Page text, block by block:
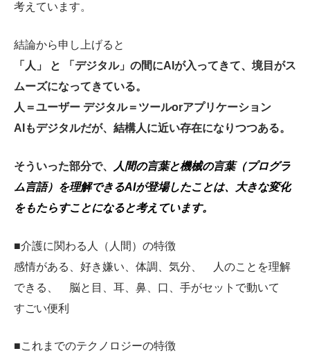
考えています。
結論から申し上げると
「人」 と 「デジタル」の間にAIが入ってきて、境目がス
ムーズになってきている。
人＝ユーザー デジタル＝ツールorアプリケーション
AIもデジタルだが、結構人に近い存在になりつつある。
そういった部分で、
人間の言葉と機械の言葉（プログラ
ム言語）を理解できるAIが登場したことは、大きな変化
をもたらすことになると考えています。
■介護に関わる人（人間）の特徴
感情がある、好き嫌い、体調、気分、 人のことを理解
できる、 脳と目、耳、鼻、口、手がセットで動いて
すごい便利
■これまでのテクノロジーの特徴